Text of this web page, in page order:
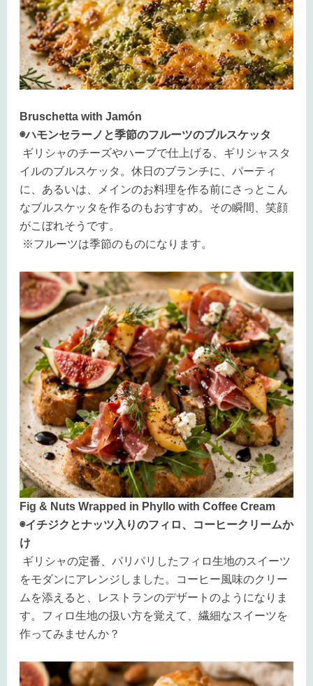
Bruschetta with Jamón
◉ハモンセラーノと季節のフルーツのブルスケッタ
ギリシャのチーズやハーブで仕上げる、ギリシャスタ
イルのブルスケッタ。休日のブランチに、パーティ
に、あるいは、メインのお料理を作る前にさっとこん
なブルスケッタを作るのもおすすめ。その瞬間、笑顔
がこぼれそうです。
※フルーツは季節のものになります。
Fig & Nuts Wrapped in Phyllo with Coffee Cream
◉イチジクとナッツ入りのフィロ、コーヒークリームか
け
ギリシャの定番、パリパリしたフィロ生地のスイーツ
をモダンにアレンジしました。コーヒー風味のクリー
ムを添えると、レストランのデザートのようになりま
す。フィロ生地の扱い方を覚えて、繊細なスイーツを
作ってみませんか？